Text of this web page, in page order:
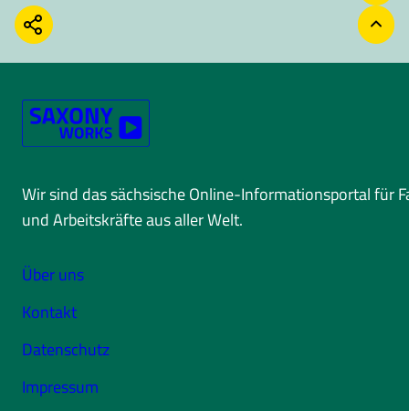
TEILEN
Wir sind das sächsische Online-Informationsportal für
und Arbeitskräfte aus aller Welt.
Über uns
Kontakt
Datenschutz
Impressum